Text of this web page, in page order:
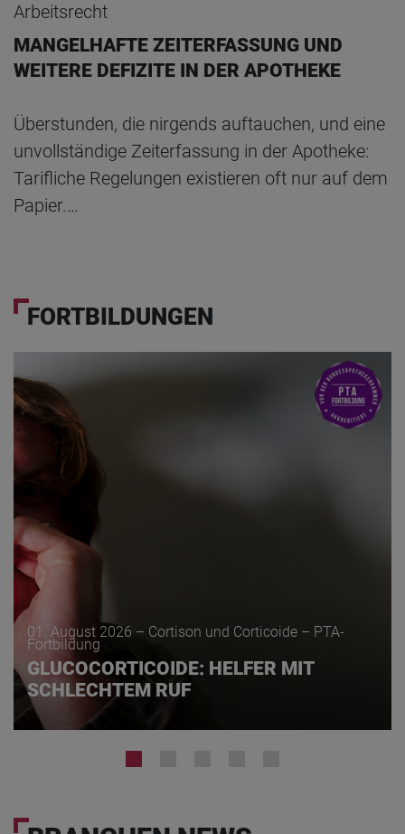
Arbeitsrecht
MANGELHAFTE ZEITERFASSUNG UND
WEITERE DEFIZITE IN DER APOTHEKE
Überstunden, die nirgends auftauchen, und eine
unvollständige Zeiterfassung in der Apotheke:
Tarifliche Regelungen existieren oft nur auf dem
Papier.…
FORTBILDUNGEN
01. August 2026 – Cortison und Corticoide – PTA-
Fortbildung
GLUCOCORTICOIDE: HELFER MIT
SCHLECHTEM RUF